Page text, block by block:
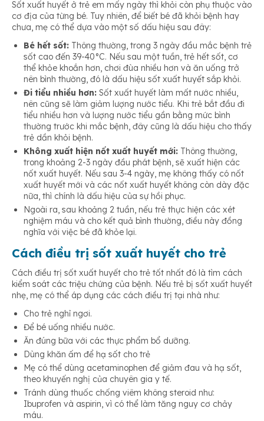
Sốt xuất huyết ở trẻ em mấy ngày thì khỏi còn phụ thuộc vào
cơ địa của từng bé. Tuy nhiên, để biết bé đã khỏi bệnh hay
chưa, mẹ có thể dựa vào một số dấu hiệu sau đây:
Bé hết sốt: Thông thường, trong 3 ngày đầu mắc bệnh trẻ
sốt cao đến 39-40°C. Nếu sau một tuần, trẻ hết sốt, cơ
thể khỏe khoắn hơn, chơi đùa nhiều hơn và ăn uống trở
nên bình thường, đó là dấu hiệu sốt xuất huyết sắp khỏi.
Đi tiểu nhiều hơn: Sốt xuất huyết làm mất nước nhiều,
nên cũng sẽ làm giảm lượng nước tiểu. Khi trẻ bắt đầu đi
tiểu nhiều hơn và lượng nước tiểu gần bằng mức bình
thường trước khi mắc bệnh, đây cũng là dấu hiệu cho thấy
trẻ dần khỏi bệnh.
Không xuất hiện nốt xuất huyết mới: Thông thường,
trong khoảng 2-3 ngày đầu phát bệnh, sẽ xuất hiện các
nốt xuất huyết. Nếu sau 3-4 ngày, mẹ không thấy có nốt
xuất huyết mới và các nốt xuất huyết không còn dày đặc
nữa, thì chính là dấu hiệu của sự hồi phục.
Ngoài ra, sau khoảng 2 tuần, nếu trẻ thực hiện các xét
nghiệm máu và cho kết quả bình thường, điều này đồng
nghĩa với việc bé đã khỏe lại.
Cách điều trị sốt xuất huyết cho trẻ
Cách điều trị sốt xuất huyết cho trẻ tốt nhất đó là tìm cách
kiểm soát các triệu chứng của bệnh. Nếu trẻ bị sốt xuất huyết
nhẹ, mẹ có thể áp dụng các cách điều trị tại nhà như:
Cho trẻ nghỉ ngơi.
Để bé uống nhiều nước.
Ăn đúng bữa với các thực phẩm bổ dưỡng.
Dùng khăn ấm để hạ sốt cho trẻ
Mẹ có thể dùng acetaminophen để giảm đau và hạ sốt,
theo khuyến nghị của chuyên gia y tế.
Tránh dùng thuốc chống viêm không steroid như:
Ibuprofen và aspirin, vì có thể làm tăng nguy cơ chảy
máu.